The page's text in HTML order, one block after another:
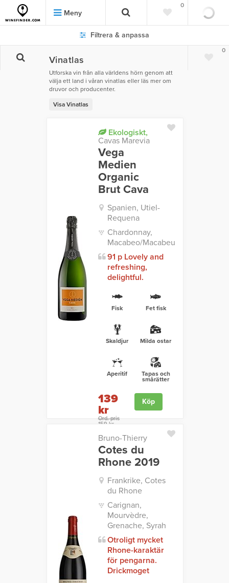
Meny
0
0
Filtrera & anpassa
Vinatlas
Utforska vin från alla världens hörn genom att
välja ett land i våran vinatlas eller läs mer om
druvor och producenter.
Visa Vinatlas
Ekologiskt,
Cavas Marevia
Vega
Medien
Organic
Brut Cava
Spanien, Utiel-
Requena
Chardonnay,
Macabeo/Macabeu
91 p Lovely and
refreshing,
delightful.
Fisk Fet fisk
Skaldjur Milda ostar
Aperitif Tapas och
smårätter
139
kr
Ord. pris
159 kr
Köp
Bruno-Thierry
Cotes du
Rhone 2019
Frankrike, Cotes
du Rhone
Carignan,
Mourvèdre,
Grenache, Syrah
Otroligt mycket
Rhone-karaktär
för pengarna.
Drickmoget